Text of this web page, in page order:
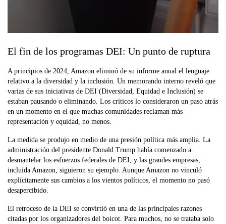
El fin de los programas DEI: Un punto de ruptura
A principios de 2024, Amazon eliminó de su informe anual el lenguaje
relativo a la diversidad y la inclusión. Un memorando interno reveló que
varias de sus iniciativas de DEI (Diversidad, Equidad e Inclusión) se
estaban pausando o eliminando. Los críticos lo consideraron un paso atrás
en un momento en el que muchas comunidades reclaman más
representación y equidad, no menos.
La medida se produjo en medio de una presión política más amplia. La
administración del presidente Donald Trump había comenzado a
desmantelar los esfuerzos federales de DEI, y las grandes empresas,
incluida Amazon, siguieron su ejemplo. Aunque Amazon no vinculó
explícitamente sus cambios a los vientos políticos, el momento no pasó
desapercibido.
El retroceso de la DEI se convirtió en una de las principales razones
citadas por los organizadores del boicot. Para muchos, no se trataba solo